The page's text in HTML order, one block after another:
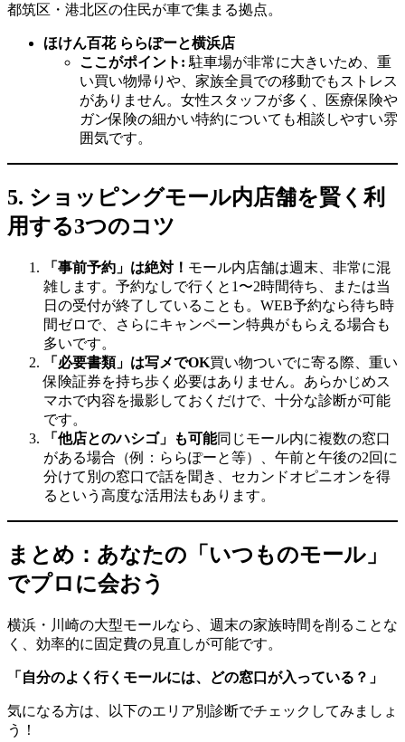
都筑区・港北区の住民が車で集まる拠点。
ほけん百花 ららぽーと横浜店
ここがポイント: 駐車場が非常に大きいため、重
い買い物帰りや、家族全員での移動でもストレス
がありません。女性スタッフが多く、医療保険や
ガン保険の細かい特約についても相談しやすい雰
囲気です。
5. ショッピングモール内店舗を賢く利
用する3つのコツ
「事前予約」は絶対！ モール内店舗は週末、非常に混
雑します。予約なしで行くと1〜2時間待ち、または当
日の受付が終了していることも。WEB予約なら待ち時
間ゼロで、さらにキャンペーン特典がもらえる場合も
多いです。
「必要書類」は写メでOK買い物ついでに寄る際、重い
保険証券を持ち歩く必要はありません。あらかじめス
マホで内容を撮影しておくだけで、十分な診断が可能
です。
「他店とのハシゴ」も可能同じモール内に複数の窓口
がある場合（例：ららぽーと等）、午前と午後の2回に
分けて別の窓口で話を聞き、セカンドオピニオンを得
るという高度な活用法もあります。
まとめ：あなたの「いつものモール」
でプロに会おう
横浜・川崎の大型モールなら、週末の家族時間を削ることな
く、効率的に固定費の見直しが可能です。
「自分のよく行くモールには、どの窓口が入っている？」
気になる方は、以下のエリア別診断でチェックしてみましょ
う！